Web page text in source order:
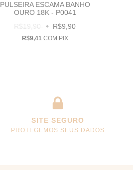
PULSEIRA ESCAMA BANHO
OURO 18K - P0041
R$19,90
R$9,90
R$9,41 COM PIX
SITE SEGURO
PROTEGEMOS SEUS DADOS